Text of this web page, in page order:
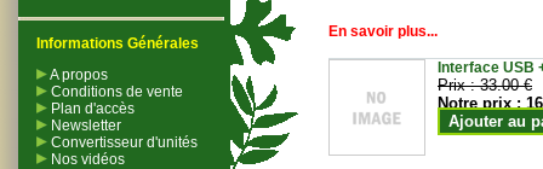
Informations Générales
A propos
Conditions de vente
Plan d'accès
Newsletter
Convertisseur d'unités
Nos vidéos
En savoir plus...
Interface USB
Prix :33.00 €
Notre prix :
Ajouter au